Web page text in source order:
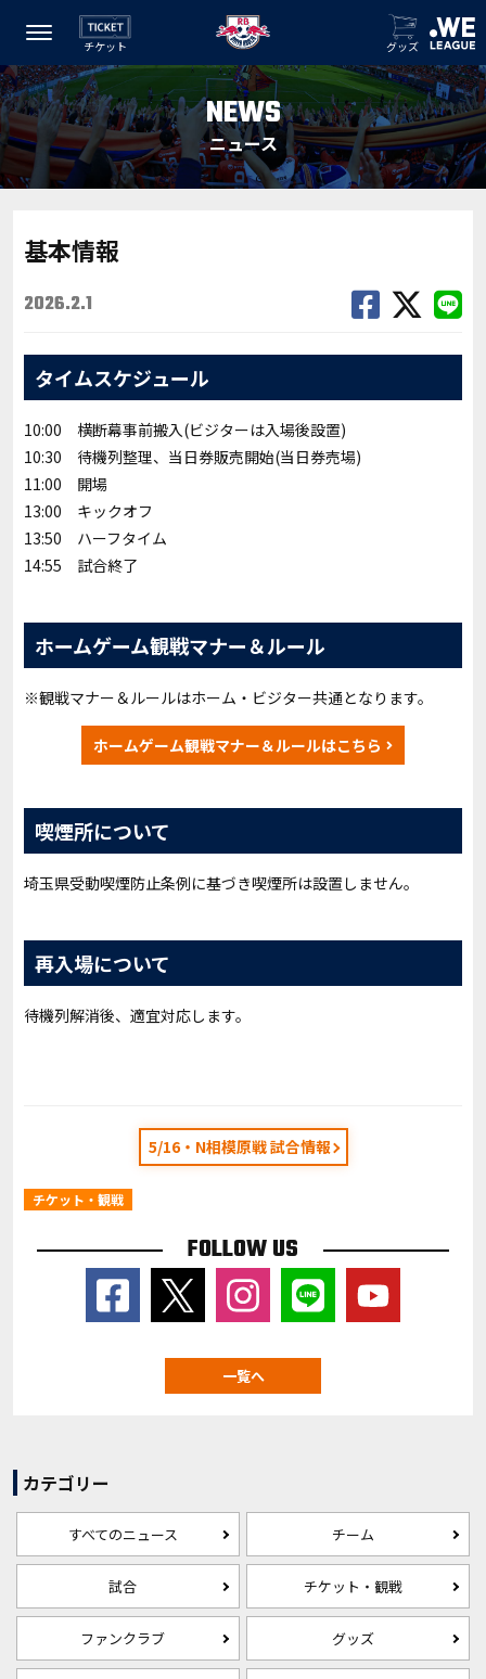
チケット グッズ
NEWS
ニュース
基本情報
2026.2.1
タイムスケジュール
10:00 横断幕事前搬入(ビジターは入場後設置)
10:30 待機列整理、当日券販売開始(当日券売場)
11:00 開場
13:00 キックオフ
13:50 ハーフタイム
14:55 試合終了
ホームゲーム観戦マナー＆ルール
※観戦マナー＆ルールはホーム・ビジター共通となります。
ホームゲーム観戦マナー＆ルールはこちら
喫煙所について
埼玉県受動喫煙防止条例に基づき喫煙所は設置しません。
再入場について
待機列解消後、適宜対応します。
5/16・N相模原戦 試合情報
チケット・観戦
FOLLOW US
一覧へ
カテゴリー
すべてのニュース チーム
試合 チケット・観戦
ファンクラブ グッズ